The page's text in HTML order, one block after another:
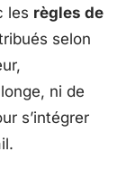
les règles de
selon
ni de
s’intégrer